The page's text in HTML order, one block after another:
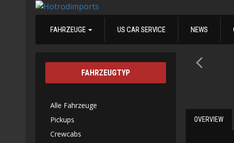
FAHRZEUGE US CAR SERVICE NEWS
OVERVIEW
FAHRZEUGTYP
Alle Fahrzeuge
Pickups
Crewcabs